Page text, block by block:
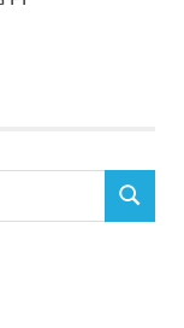
CERCA